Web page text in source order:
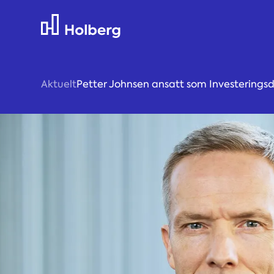
AktueltPetter Johnsen ansatt som